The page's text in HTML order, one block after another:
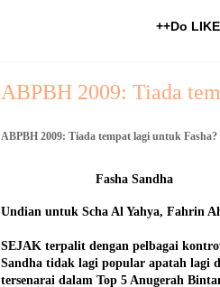
++Do
ABPBH 2009: Tiada
ABPBH 2009: Tiada tempat lagi untuk Fasha?
Fasha Sandha
Undian untuk Scha Al Yahya, Fahrin
SEJAK terpalit dengan pelbagai
Sandha tidak lagi popular apatah lagi
tersenarai dalam Top 5 Anugerah